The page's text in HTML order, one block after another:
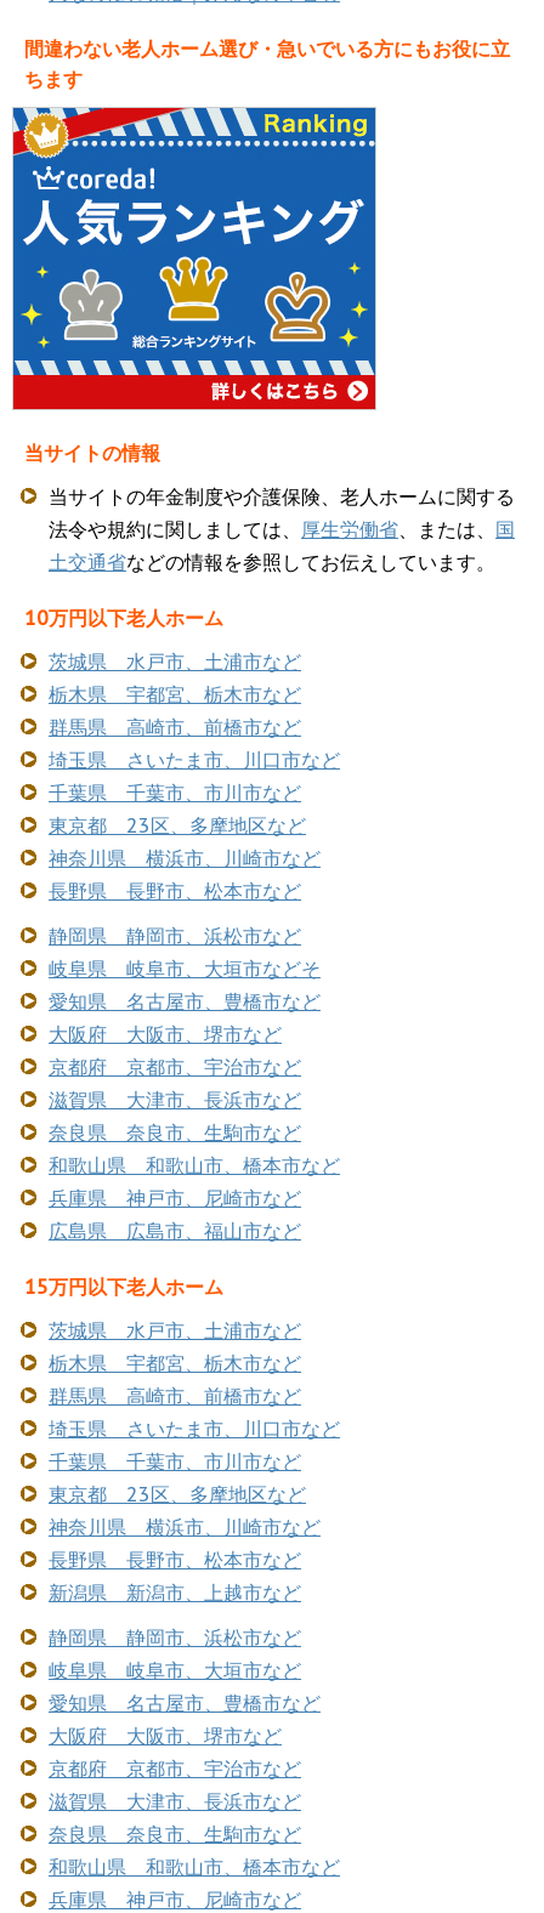
間違わない老人ホーム選び・急いでいる方にもお役に立
ちます
当サイトの情報
当サイトの年金制度や介護保険、老人ホームに関する
法令や規約に関しましては、 厚生労働省 、または、 国
土交通省などの情報を参照してお伝えしています。
10万円以下老人ホーム
茨城県 水戸市、土浦市など
栃木県 宇都宮、栃木市など
群馬県 高崎市、前橋市など
埼玉県 さいたま市、川口市など
千葉県 千葉市、市川市など
東京都 23区、多摩地区など
神奈川県 横浜市、川崎市など
長野県 長野市、松本市など
静岡県 静岡市、浜松市など
岐阜県 岐阜市、大垣市などそ
愛知県 名古屋市、豊橋市など
大阪府 大阪市、堺市など
京都府 京都市、宇治市など
滋賀県 大津市、長浜市など
奈良県 奈良市、生駒市など
和歌山県 和歌山市、橋本市など
兵庫県 神戸市、尼崎市など
広島県 広島市、福山市など
15万円以下老人ホーム
茨城県 水戸市、土浦市など
栃木県 宇都宮、栃木市など
群馬県 高崎市、前橋市など
埼玉県 さいたま市、川口市など
千葉県 千葉市、市川市など
東京都 23区、多摩地区など
神奈川県 横浜市、川崎市など
長野県 長野市、松本市など
新潟県 新潟市、上越市など
静岡県 静岡市、浜松市など
岐阜県 岐阜市、大垣市など
愛知県 名古屋市、豊橋市など
大阪府 大阪市、堺市など
京都府 京都市、宇治市など
滋賀県 大津市、長浜市など
奈良県 奈良市、生駒市など
和歌山県 和歌山市、橋本市など
兵庫県 神戸市、尼崎市など